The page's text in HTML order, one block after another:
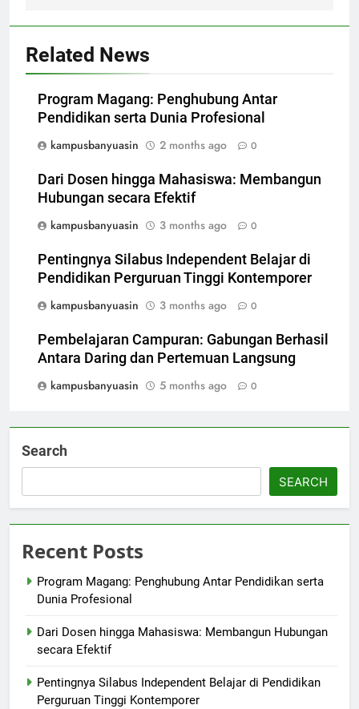
Related News
Program Magang: Penghubung Antar
Pendidikan serta Dunia Profesional
kampusbanyuasin
2 months ago 0
Dari Dosen hingga Mahasiswa: Membangun
Hubungan secara Efektif
kampusbanyuasin
3 months ago 0
Pentingnya Silabus Independent Belajar di
Pendidikan Perguruan Tinggi Kontemporer
kampusbanyuasin
3 months ago 0
Pembelajaran Campuran: Gabungan Berhasil
Antara Daring dan Pertemuan Langsung
kampusbanyuasin
5 months ago 0
Search
SEARCH
Recent Posts
Program Magang: Penghubung Antar Pendidikan serta
Dunia Profesional
Dari Dosen hingga Mahasiswa: Membangun Hubungan
secara Efektif
Pentingnya Silabus Independent Belajar di Pendidikan
Perguruan Tinggi Kontemporer